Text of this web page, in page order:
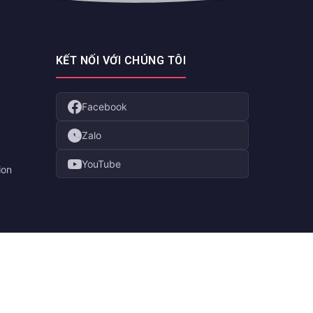
KẾT NỐI VỚI CHÚNG TÔI
Facebook
Zalo
YouTube